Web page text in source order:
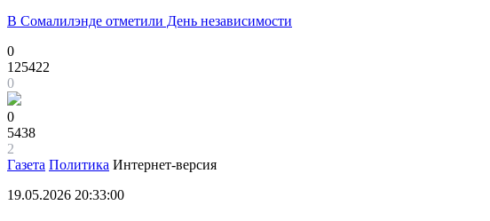
В Сомалилэнде отметили День независимости
0
125422
0
0
5438
2
Газета Политика Интернет-версия
19.05.2026 20:33:00